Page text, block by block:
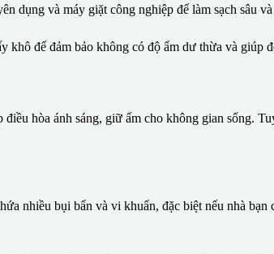
dụng và máy giặt công nghiệp để làm sạch sâu
khô để đảm bảo không có độ ẩm dư thừa và giúp
hòa ánh sáng, giữ ấm cho không gian sống.
nhiều bụi bẩn và vi khuẩn, đặc biệt nếu nhà